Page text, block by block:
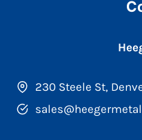
230 Steele St,